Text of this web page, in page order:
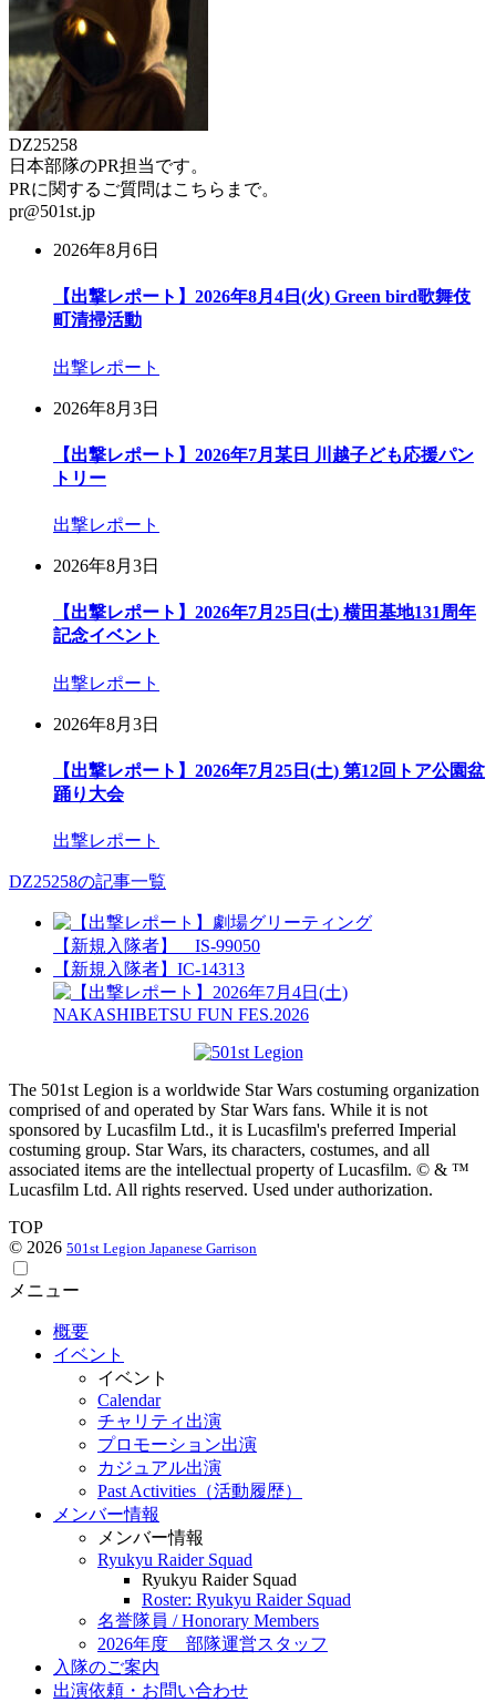
DZ25258
日本部隊のPR担当です。
PRに関するご質問はこちらまで。
pr@501st.jp
2026年8月6日
【出撃レポート】2026年8月4日(火) Green bird歌舞伎
町清掃活動
出撃レポート
2026年8月3日
【出撃レポート】2026年7月某日 川越子ども応援パン
トリー
出撃レポート
2026年8月3日
【出撃レポート】2026年7月25日(土) 横田基地131周年
記念イベント
出撃レポート
2026年8月3日
【出撃レポート】2026年7月25日(土) 第12回トア公園盆
踊り大会
出撃レポート
DZ25258の記事一覧
【新規入隊者】 IS-99050
【新規入隊者】IC-14313
The 501st Legion is a worldwide Star Wars costuming organization
comprised of and operated by Star Wars fans. While it is not
sponsored by Lucasfilm Ltd., it is Lucasfilm's preferred Imperial
costuming group. Star Wars, its characters, costumes, and all
associated items are the intellectual property of Lucasfilm. © & ™
Lucasfilm Ltd. All rights reserved. Used under authorization.
TOP
© 2026 501st Legion Japanese Garrison
メニュー
概要
イベント
イベント
Calendar
チャリティ出演
プロモーション出演
カジュアル出演
Past Activities（活動履歴）
メンバー情報
メンバー情報
Ryukyu Raider Squad
Ryukyu Raider Squad
Roster: Ryukyu Raider Squad
名誉隊員 / Honorary Members
2026年度 部隊運営スタッフ
入隊のご案内
出演依頼・お問い合わせ